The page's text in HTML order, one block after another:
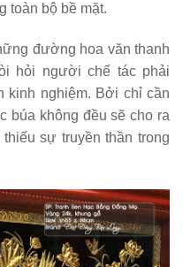
toàn bộ bề mặt.
đường hoa văn thanh
hỏi người chế tác phải
kinh nghiệm. Bởi chỉ cần
búa không đều sẽ cho ra
sự truyền thần trong